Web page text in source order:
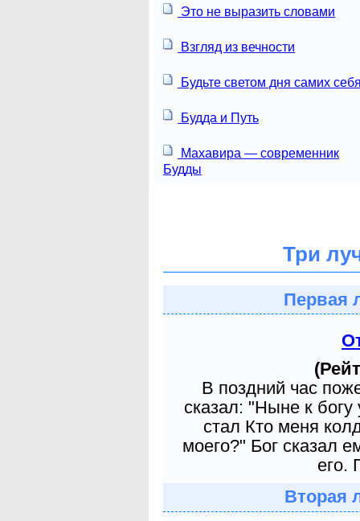
Это не выразить словами
Взгляд из вечности
Будьте светом дня самих
Будда и Путь
Махавира — современник
Будды
Три
Первая
В поздний час
сказал: "Ныне к
стал Кто меня
моего?" Бог сказал
его.
Вторая